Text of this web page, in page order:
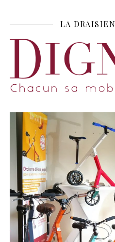
LA